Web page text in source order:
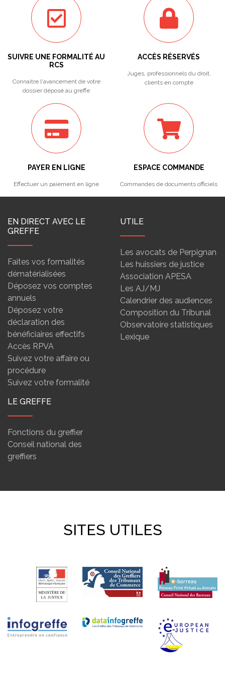
SUIVRE UNE FORMALITÉ AU
RCS
Connaitre l'avancement de votre
dossier déposé au greffe
ACCÈS RÉSERVÉS
Juges, professionnels du droit,
clients en compte
PAYER EN LIGNE
Effectuer un paiement en ligne
ESPACE COMMANDE
Commandes de documents officiels
EN DIRECT AVEC LE
GREFFE
Faites vos formalités
dématérialisées
Déposez vos comptes
annuels
Déposez votre
déclaration des
bénéficiaires effectifs
Accès RPVA
Suivez votre affaire ou
procédure
Suivez votre formalité
UTILE
Les avocats de Perpignan
Les huissiers de justice
Association APESA
Les AJ/MJ
Calendrier des audiences
Composition du Tribunal
Observatoire statistiques
Lexique
LE GREFFE
Fonctions du greffier
Conseil national des
greffiers
SITES UTILES